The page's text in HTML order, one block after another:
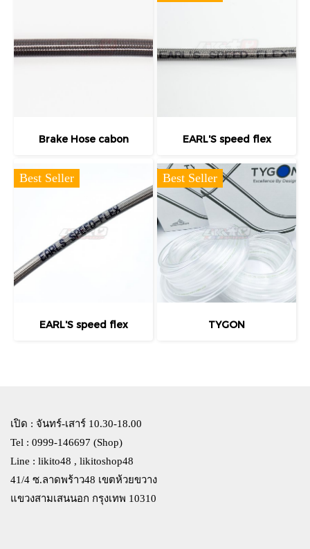
Brake Hose cabon EARL'S speed flex
Best Seller
EARL'S speed flex
Best Seller
TYGON
เปิด : จันทร์-เสาร์ 10.30-18.00
Tel : 0999-146697 (Shop)
Line : likito48 , likitoshop48
41/4 ซ.ลาดพร้าว48 เขตห้วยขวาง
แขวงสามเสนนอก กรุงเทพ 10310